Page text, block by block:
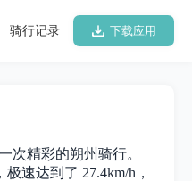
下载应用
骑行记录
次精彩的朔州骑行。
速达到了 27.4km/h，